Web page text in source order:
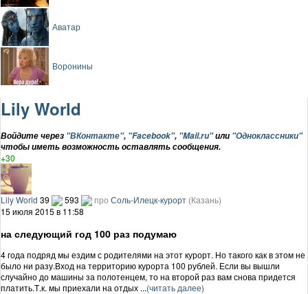
Аватар
Воронины
Lily World
Войдите через "ВКонтакте", "Facebook", "Mail.ru"или "Одноклассники"
чтобы иметь возможность оставлять сообщения.
+30
Lily World 39 593 про Соль-Илецк-курорт (Казань)
15 июля 2015 в 11:58
на следующий год 100 раз подумаю
4 года подряд мы ездим с родителями на этот курорт. Но такого как в этом не
было ни разу.Вход на территорию курорта 100 рублей. Если вы вышли
случайно до машины за полотенцем, то на второй раз вам снова придется
платить.Т.к. мы приехали на отдых ...(читать далее)